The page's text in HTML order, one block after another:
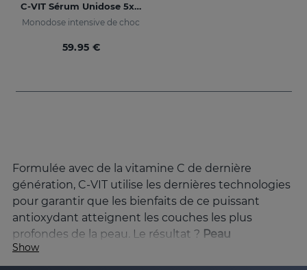
C-VIT Sérum Unidose 5x7ml
Monodose intensive de choc
59.95 €
Formulée avec de la vitamine C de dernière
génération, C-VIT utilise les dernières technologies
pour garantir que les bienfaits de ce puissant
antioxydant atteignent les couches les plus
profondes de la peau. Le résultat ? Peau
visiblement plus radieuse, uniforme et rajeunie.
Show